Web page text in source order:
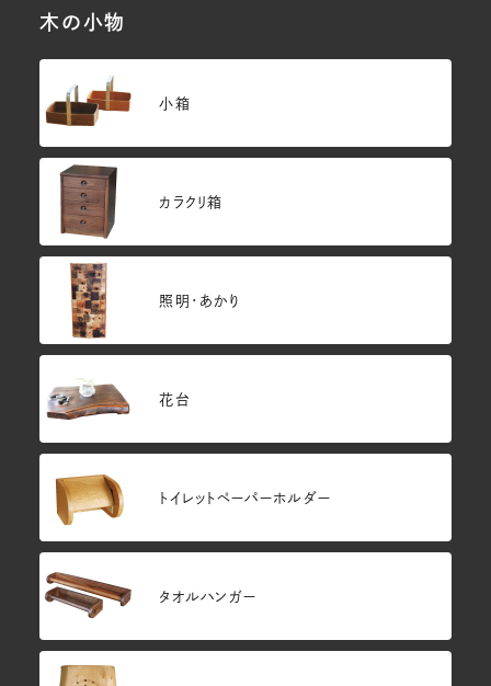
木の小物
小箱
カラクリ箱
照明・あかり
花台
トイレットペーパーホルダー
タオルハンガー